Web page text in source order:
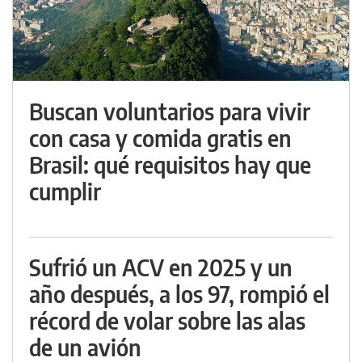
Buscan voluntarios para vivir
con casa y comida gratis en
Brasil: qué requisitos hay que
cumplir
Sufrió un ACV en 2025 y un
año después, a los 97, rompió el
récord de volar sobre las alas
de un avión